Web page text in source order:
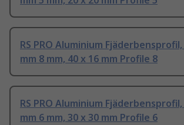
RS PRO Aluminium Fjäderbensprofil,
mm 8 mm, 40 x 16 mm Profile 8
RS PRO Aluminium Fjäderbensprofil,
mm 6 mm, 30 x 30 mm Profile 6